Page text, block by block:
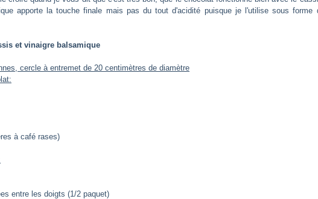
apporte la touche finale mais pas du tout d'acidité puisque je l'utilise sous forme
et vinaigre balsamique
cercle à entremet de 20 centimètres de diamètre
à café rases)
entre les doigts (1/2 paquet)